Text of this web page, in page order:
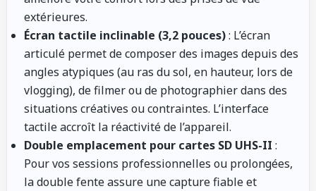
extérieures.
Écran tactile inclinable (3,2 pouces): L’écran
articulé permet de composer des images depuis des
angles atypiques (au ras du sol, en hauteur, lors de
vlogging), de filmer ou de photographier dans des
situations créatives ou contraintes. L’interface
tactile accroît la réactivité de l’appareil.
Double emplacement pour cartes SD UHS-II :
Pour vos sessions professionnelles ou prolongées,
la double fente assure une capture fiable et